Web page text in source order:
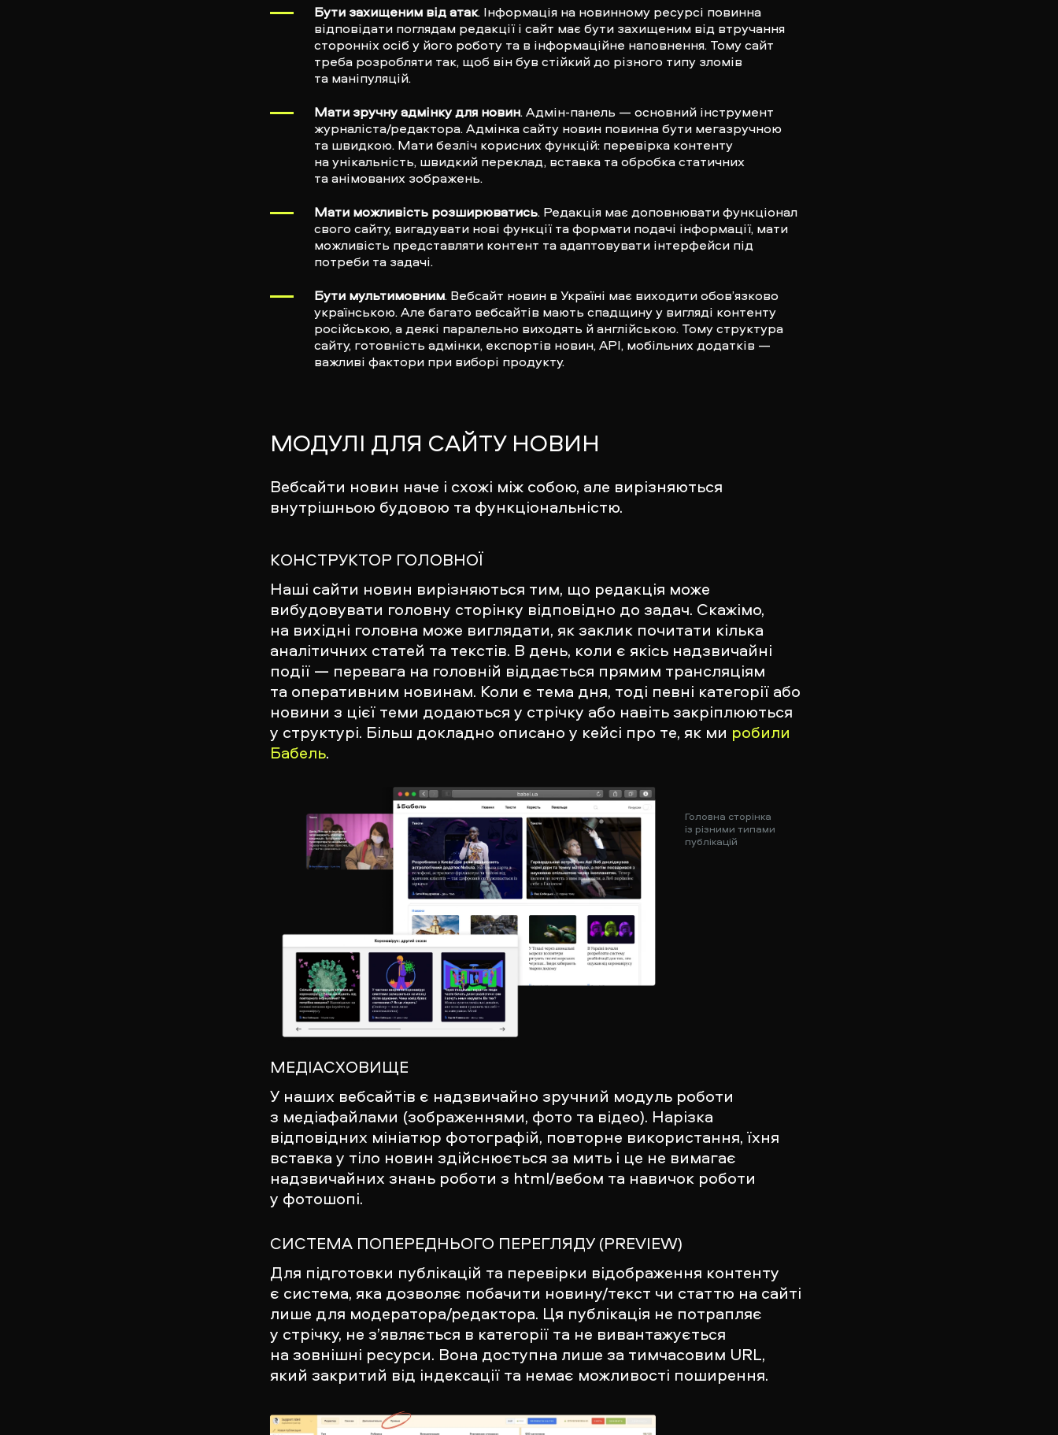
Бути захищеним від атак. Інформація на новинному ресурсі повинна
відповідати поглядам редакції і сайт має бути захищеним від втручання
сторонніх осіб у його роботу та в інформаційне наповнення. Тому сайт
треба розробляти так, щоб він був стійкий до різного типу зломів
та маніпуляцій.
Мати зручну адмінку для новин. Адмін-панель — основний інструмент
журналіста/редактора. Адмінка сайту новин повинна бути мегазручною
та швидкою. Мати безліч корисних функцій: перевірка контенту
на унікальність, швидкий переклад, вставка та обробка статичних
та анімованих зображень.
Мати можливість розширюватись. Редакція має доповнювати функціонал
свого сайту, вигадувати нові функції та формати подачі інформації, мати
можливість представляти контент та адаптовувати інтерфейси під
потреби та задачі.
Бути мультимовним. Вебсайт новин в Україні має виходити обов’язково
українською. Але багато вебсайтів мають спадщину у вигляді контенту
російською, а деякі паралельно виходять й англійською. Тому структура
сайту, готовність адмінки, експортів новин, API, мобільних додатків —
важливі фактори при виборі продукту.
МОДУЛІ ДЛЯ САЙТУ НОВИН
Вебсайти новин наче і схожі між собою, але вирізняються
внутрішньою будовою та функціональністю.
КОНСТРУКТОР ГОЛОВНОЇ
Наші сайти новин вирізняються тим, що редакція може
вибудовувати головну сторінку відповідно до задач. Скажімо,
на вихідні головна може виглядати, як заклик почитати кілька
аналітичних статей та текстів. В день, коли є якісь надзвичайні
події — перевага на головній віддається прямим трансляціям
та оперативним новинам. Коли є тема дня, тоді певні категорії або
новини з цієї теми додаються у стрічку або навіть закріплюються
у структурі. Більш докладно описано у кейсі про те, як ми робили
Бабель.
Головна сторінка
із різними типами
публікацій
МЕДІАСХОВИЩЕ
У наших вебсайтів є надзвичайно зручний модуль роботи
з медіафайлами (зображеннями, фото та відео). Нарізка
відповідних мініатюр фотографій, повторне використання, їхня
вставка у тіло новин здійснюється за мить і це не вимагає
надзвичайних знань роботи з html/вебом та навичок роботи
у фотошопі.
СИСТЕМА ПОПЕРЕДНЬОГО ПЕРЕГЛЯДУ (PREVIEW)
Для підготовки публікацій та перевірки відображення контенту
є система, яка дозволяє побачити новину/текст чи статтю на сайті
лише для модератора/редактора. Ця публікація не потрапляє
у стрічку, не з’являється в категорії та не вивантажується
на зовнішні ресурси. Вона доступна лише за тимчасовим URL,
який закритий від індексації та немає можливості поширення.